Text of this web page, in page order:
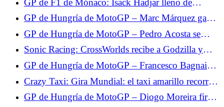
esperanza tras su 5º puesto en la clasificación
GP de Hungría de MotoGP – Marc Márquez gana
brillantemente: “Es una victoria que me cuesta
cara”
GP de Hungría de MotoGP – Pedro Acosta se
queda a las puertas de la victoria: “Fue una gran
pelea”
Sonic Racing: CrossWorlds recibe a Godzilla y
Evangelion.
GP de Hungría de MotoGP – Francesco Bagnaia
evita el caos para terminar en el podio: “Tuve
mucha suerte”
Crazy Taxi: Gira Mundial: el taxi amarillo recorrerá
el mundo en 2027.
GP de Hungría de MotoGP – Diogo Moreira firma